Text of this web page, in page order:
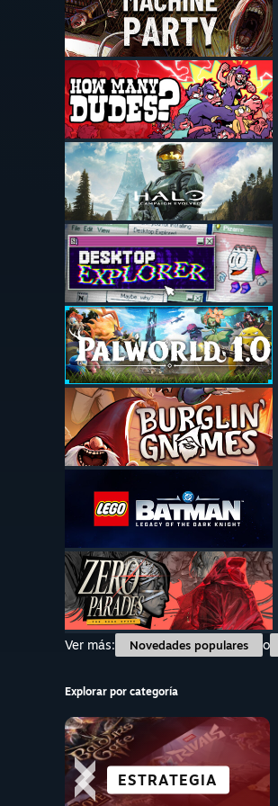
Ver más:
Novedades populares o
Explorar por categoría
ESTRATEGIA
ROL
FREE TO PLAY
TERROR